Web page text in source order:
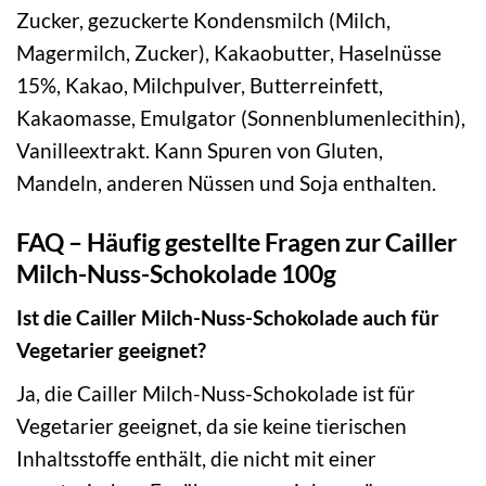
Zucker, gezuckerte Kondensmilch (Milch,
Magermilch, Zucker), Kakaobutter, Haselnüsse
15%, Kakao, Milchpulver, Butterreinfett,
Kakaomasse, Emulgator (Sonnenblumenlecithin),
Vanilleextrakt. Kann Spuren von Gluten,
Mandeln, anderen Nüssen und Soja enthalten.
FAQ – Häufig gestellte Fragen zur Cailler
Milch-Nuss-Schokolade 100g
Ist die Cailler Milch-Nuss-Schokolade auch für
Vegetarier geeignet?
Ja, die Cailler Milch-Nuss-Schokolade ist für
Vegetarier geeignet, da sie keine tierischen
Inhaltsstoffe enthält, die nicht mit einer